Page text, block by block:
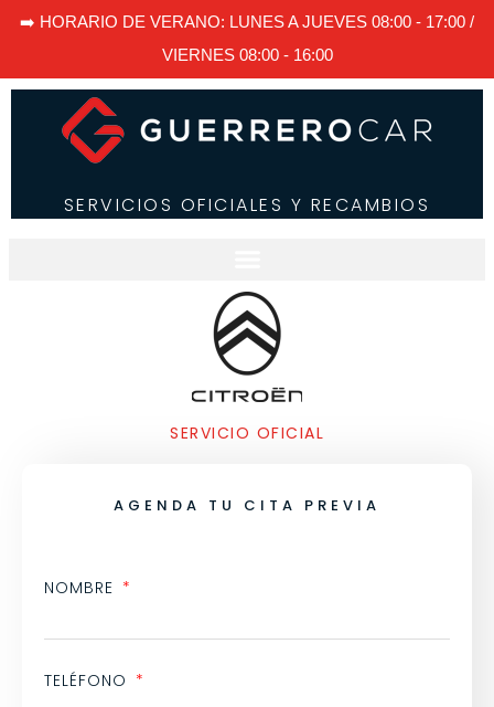
➡️ HORARIO DE VERANO: LUNES A JUEVES 08:00 - 17:00 /
VIERNES 08:00 - 16:00
SERVICIOS OFICIALES Y RECAMBIOS
SERVICIO OFICIAL
AGENDA TU CITA PREVIA
NOMBRE
TELÉFONO